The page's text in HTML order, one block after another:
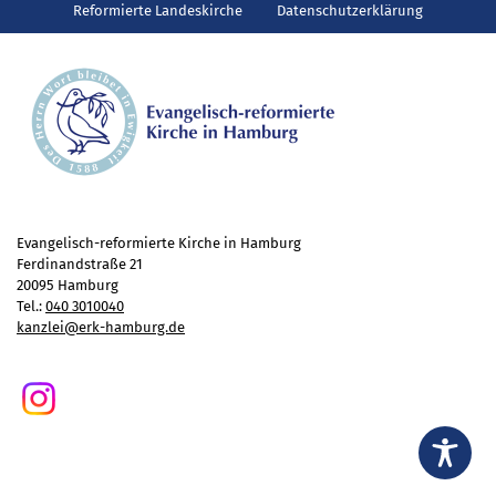
Gottesdienst
Reisen
Jugend
Familiengottesdienst
Konfirmandenunterricht
Kinder- und Jugendfreizeiten
Ehrenamtliche Mitarbeit
Diakonie
Stiftung Altenhof
Aktuelles
Reformierte Landeskirche Datenschutzerklärung
Evangelisch-reformierte Kirche in Hamburg
Ferdinandstraße 21
20095 Hamburg
Tel.: 040 3010040
kanzlei@erk-hamburg.de